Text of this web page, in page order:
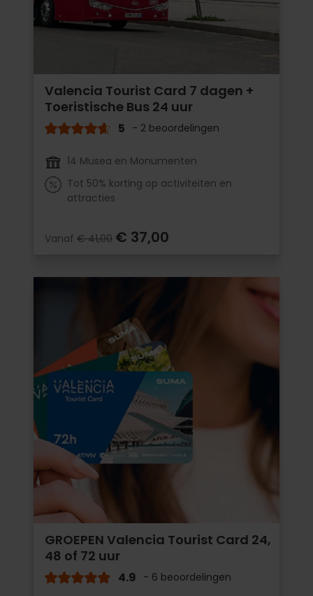
Valencia Tourist Card 7 dagen +
Toeristische Bus 24 uur
5 - 2 beoordelingen
14 Musea en Monumenten
Tot 50% korting op activiteiten en
attracties
Vanaf € 41,00 € 37,00
GROEPEN Valencia Tourist Card 24,
48 of 72 uur
4.9 - 6 beoordelingen